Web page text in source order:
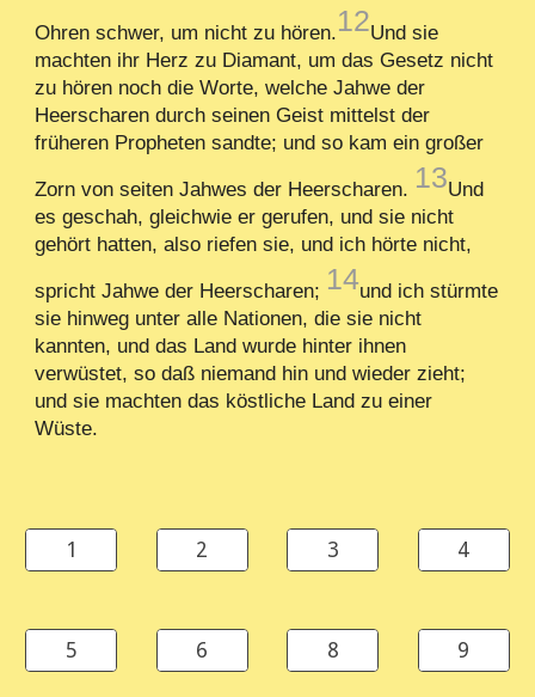
Ohren schwer, um nicht zu hören.12Und sie
machten ihr Herz zu Diamant, um das Gesetz nicht
zu hören noch die Worte, welche Jahwe der
Heerscharen durch seinen Geist mittelst der
früheren Propheten sandte; und so kam ein großer
Zorn von seiten Jahwes der Heerscharen. 13Und
es geschah, gleichwie er gerufen, und sie nicht
gehört hatten, also riefen sie, und ich hörte nicht,
spricht Jahwe der Heerscharen; 14und ich stürmte
sie hinweg unter alle Nationen, die sie nicht
kannten, und das Land wurde hinter ihnen
verwüstet, so daß niemand hin und wieder zieht;
und sie machten das köstliche Land zu einer
Wüste.
1 2 3 4
5 6 8 9